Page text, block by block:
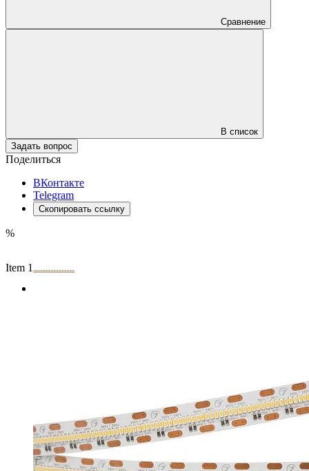
Сравнение
В список
Задать вопрос
Поделиться
ВКонтакте
Telegram
Скопировать ссылку
%
Item 1 of 2